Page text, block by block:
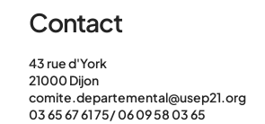
Contact
43 rue d'York
21000 Dijon
comite.departemental@usep21.org
03 65 67 61 75/ 06 09 58 03 65